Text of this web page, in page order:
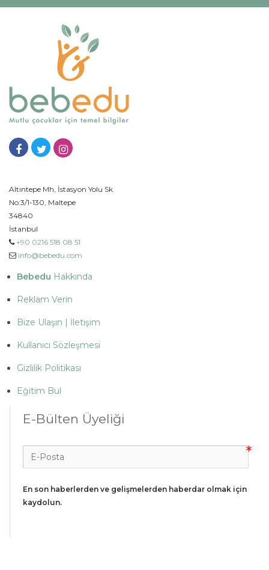
Altıntepe Mh, İstasyon Yolu Sk
No:3/1-130, Maltepe
34840
İstanbul
+90 0216 518 08 51
info@bebedu.com
Bebedu Hakkında
Reklam Verin
Bize Ulaşın | İletişim
Kullanıcı Sözleşmesi
Gizlilik Politikası
Eğitim Bul
E-Bülten Üyeliği
En son haberlerden ve gelişmelerden haberdar olmak için
kaydolun.